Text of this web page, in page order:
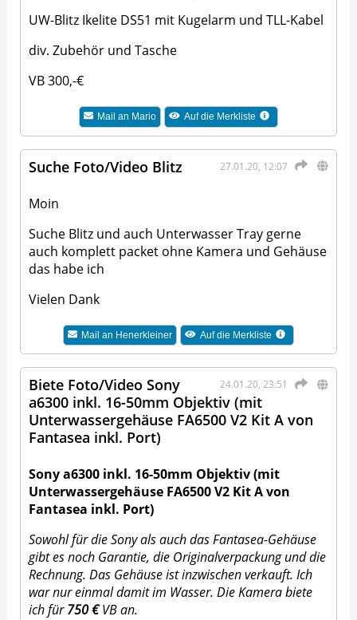
UW-Blitz Ikelite DS51 mit Kugelarm und TLL-Kabel
div. Zubehör und Tasche
VB 300,-€
Mail an Mario Auf die Merkliste
27.01.20, 12:07
Suche Foto/Video Blitz
Moin
Suche Blitz und auch Unterwasser Tray gerne
auch komplett packet ohne Kamera und Gehäuse
das habe ich
Vielen Dank
Mail an Henerkleiner Auf die Merkliste
24.01.20, 23:51
Biete Foto/Video Sony
a6300 inkl. 16-50mm Objektiv (mit
Unterwassergehäuse FA6500 V2 Kit A von
Fantasea inkl. Port)
Sony a6300 inkl. 16-50mm Objektiv (mit
Unterwassergehäuse FA6500 V2 Kit A von
Fantasea inkl. Port)
Sowohl für die Sony als auch das Fantasea-Gehäuse
gibt es noch Garantie, die Originalverpackung und die
Rechnung. Das Gehäuse ist inzwischen verkauft. Ich
war nur einmal damit im Wasser. Die Kamera biete
ich für750€VB an.